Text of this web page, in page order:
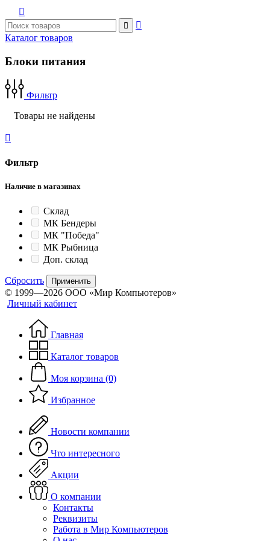



Каталог товаров
Блоки питания
Фильтр
Товары не найдены

Фильтр
Наличие в магазинах
Склад
МК Бендеры
МК "Победа"
МК Рыбница
Доп. склад
Сбросить Применить
© 1999—2026 ООО «Мир Компьютеров»
Личный кабинет
Главная
Каталог товаров
Моя корзина (0)
Избранное
Новости компании
Что интересного
Акции
О компании
Контакты
Реквизиты
Работа в Мир Компьютеров